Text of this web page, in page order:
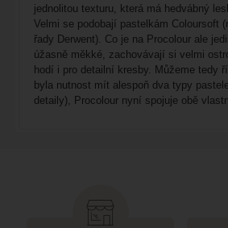
jednolitou texturu, která má hedvábný
Velmi se podobají pastelkám Coloursoft
řady Derwent). Co je na Procolour ale
úžasně měkké, zachovávají si velmi
hodí i pro detailní kresby. Můžeme tedy
byla nutnost mít alespoň dva typy
detaily), Procolour nyní spojuje obě